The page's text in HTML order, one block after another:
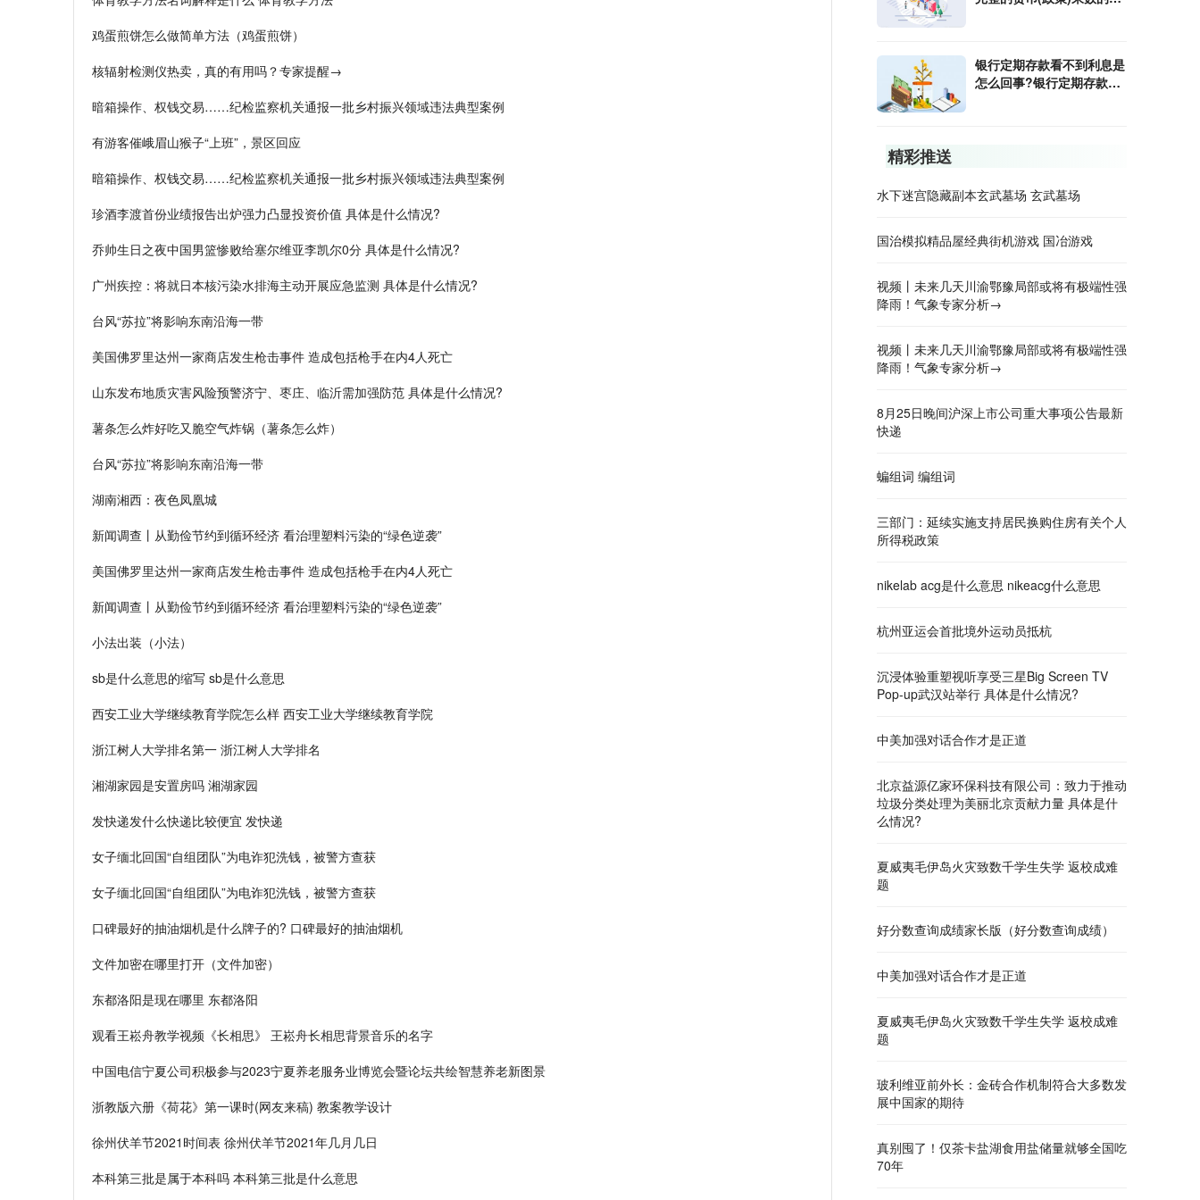
鸡蛋煎饼怎么做简单方法（鸡蛋煎饼）
核辐射检测仪热卖，真的有用吗？专家提醒→
暗箱操作、权钱交易……纪检监察机关通报一批乡村振兴领域违法典型案例
有游客催峨眉山猴子“上班”，景区回应
暗箱操作、权钱交易……纪检监察机关通报一批乡村振兴领域违法典型案例
珍酒李渡首份业绩报告出炉强力凸显投资价值 具体是什么情况?
乔帅生日之夜中国男篮惨败给塞尔维亚李凯尔0分 具体是什么情况?
广州疾控：将就日本核污染水排海主动开展应急监测 具体是什么情况?
台风“苏拉”将影响东南沿海一带
美国佛罗里达州一家商店发生枪击事件 造成包括枪手在内4人死亡
山东发布地质灾害风险预警济宁、枣庄、临沂需加强防范 具体是什么情况?
薯条怎么炸好吃又脆空气炸锅（薯条怎么炸）
台风“苏拉”将影响东南沿海一带
湖南湘西：夜色凤凰城
新闻调查丨从勤俭节约到循环经济 看治理塑料污染的“绿色逆袭”
美国佛罗里达州一家商店发生枪击事件 造成包括枪手在内4人死亡
新闻调查丨从勤俭节约到循环经济 看治理塑料污染的“绿色逆袭”
小法出装（小法）
sb是什么意思的缩写 sb是什么意思
西安工业大学继续教育学院怎么样 西安工业大学继续教育学院
浙江树人大学排名第一 浙江树人大学排名
湘湖家园是安置房吗 湘湖家园
发快递发什么快递比较便宜 发快递
女子缅北回国“自组团队”为电诈犯洗钱，被警方查获
女子缅北回国“自组团队”为电诈犯洗钱，被警方查获
口碑最好的抽油烟机是什么牌子的? 口碑最好的抽油烟机
文件加密在哪里打开（文件加密）
东都洛阳是现在哪里 东都洛阳
观看王崧舟教学视频《长相思》 王崧舟长相思背景音乐的名字
中国电信宁夏公司积极参与2023宁夏养老服务业博览会暨论坛共绘智慧养老新图景
浙教版六册《荷花》第一课时(网友来稿) 教案教学设计
徐州伏羊节2021时间表 徐州伏羊节2021年几月几日
本科第三批是属于本科吗 本科第三批是什么意思
银行定期存款看不到利息是
怎么回事?银行定期存款利
精彩推送
水下迷宫隐藏副本玄武墓场 玄武墓场
国治模拟精品屋经典街机游戏 国冶游戏
视频丨未来几天川渝鄂豫局部或将有极端性强
降雨！气象专家分析→
视频丨未来几天川渝鄂豫局部或将有极端性强
降雨！气象专家分析→
8月25日晚间沪深上市公司重大事项公告最新
快递
蝙组词 编组词
三部门：延续实施支持居民换购住房有关个人
所得税政策
nikelab acg是什么意思 nikeacg什么意思
杭州亚运会首批境外运动员抵杭
沉浸体验重塑视听享受三星Big Screen TV
Pop-up武汉站举行 具体是什么情况?
中美加强对话合作才是正道
北京益源亿家环保科技有限公司：致力于推动
垃圾分类处理为美丽北京贡献力量 具体是什
么情况?
夏威夷毛伊岛火灾致数千学生失学 返校成难
题
好分数查询成绩家长版（好分数查询成绩）
中美加强对话合作才是正道
夏威夷毛伊岛火灾致数千学生失学 返校成难
题
玻利维亚前外长：金砖合作机制符合大多数发
展中国家的期待
真别囤了！仅茶卡盐湖食用盐储量就够全国吃
70年